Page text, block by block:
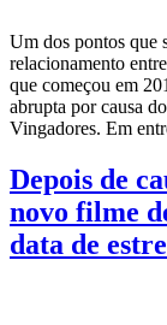
Um dos pontos que
relacionamento
que começou em
abrupta por causa
Vingadores. Em
Depois de
novo filme
data de